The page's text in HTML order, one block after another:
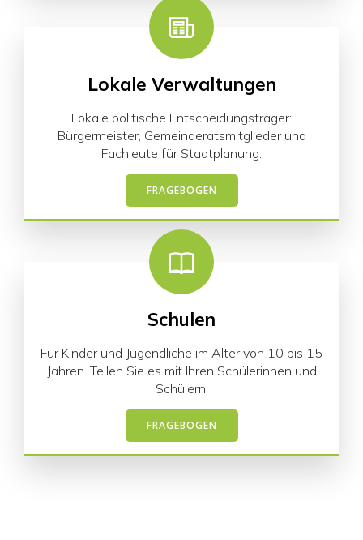
Lokale Verwaltungen
Lokale politische Entscheidungsträger:
Bürgermeister, Gemeinderatsmitglieder und
Fachleute für Stadtplanung.
FRAGEBOGEN
Schulen
Für Kinder und Jugendliche im Alter von 10 bis 15
Jahren. Teilen Sie es mit Ihren Schülerinnen und
Schülern!
FRAGEBOGEN